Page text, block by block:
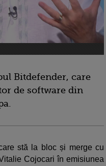
Bitdefender, care
de software din
stă la bloc și merge cu
Cojocari în emisiunea